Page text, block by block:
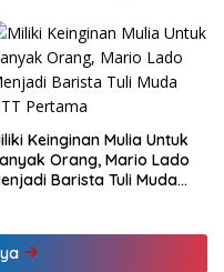
Keinginan Mulia Untuk
Orang, Mario Lado
Barista Tuli Muda